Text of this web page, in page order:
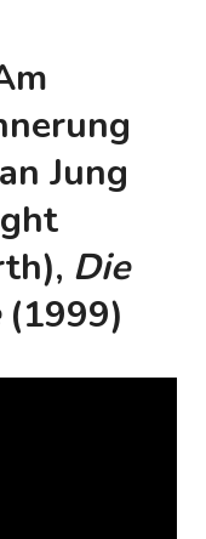
Jung
Die
(1999)